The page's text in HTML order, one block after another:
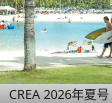
CREA 2026年夏